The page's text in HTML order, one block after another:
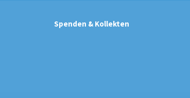
Spenden & Kollekten